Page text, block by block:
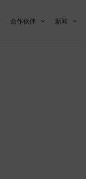
合作伙伴 新闻